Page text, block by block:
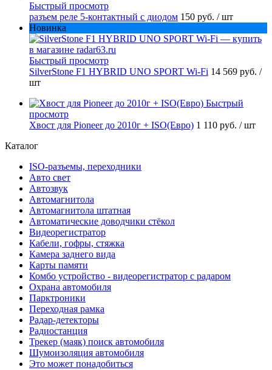
Быстрый просмотр
разъем реле 5-контактный с диодом 150 руб. / шт
Новинка
Быстрый просмотр
SilverStone F1 HYBRID UNO SPORT Wi-Fi 14 569 руб. /
шт
Быстрый
просмотр
Хвост для Pioneer до 2010г + ISO(Евро) 1 110 руб. / шт
Каталог
ISO-разъемы, переходники
Авто свет
Автозвук
Автомагнитола
Автомагнитола штатная
Автоматические доводчики стёкол
Видеорегистратор
Кабели, гофры, стяжка
Камера заднего вида
Карты памяти
Комбо устройство - видеорегистратор с радаром
Охрана автомобиля
Парктроники
Переходная рамка
Радар-детекторы
Радиостанция
Трекер (маяк) поиск автомобиля
Шумоизоляция автомобиля
Это может понадобиться